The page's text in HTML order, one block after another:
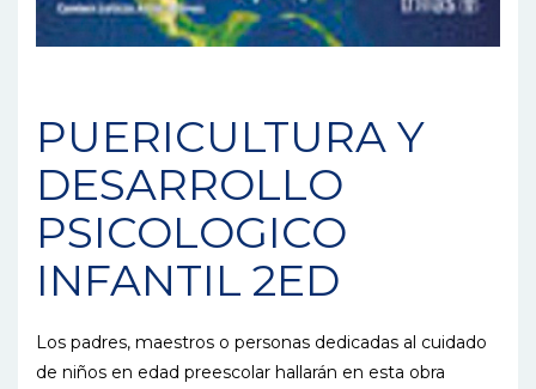
PUERICULTURA Y
DESARROLLO
PSICOLOGICO
INFANTIL 2ED
Los padres, maestros o personas dedicadas al cuidado
de niños en edad preescolar hallarán en esta obra